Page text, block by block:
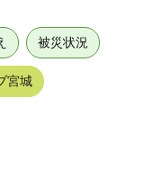
被災状況
宮城